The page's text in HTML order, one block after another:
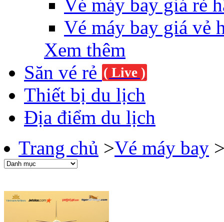
Vé máy bay giá rẻ
Vé máy bay giá vẻ
Xem thêm
Săn vé rẻ ( Live )
Thiết bị du lịch
Địa điểm du lịch
Trang chủ >Vé máy bay